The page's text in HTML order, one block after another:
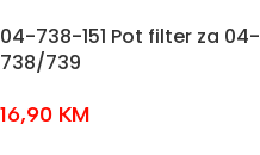
04-738-151 Pot filter za 04-
738/739
16,90 KM